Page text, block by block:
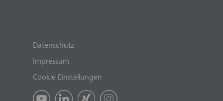
Datenschutz
Impressum
Cookie Einstellungen